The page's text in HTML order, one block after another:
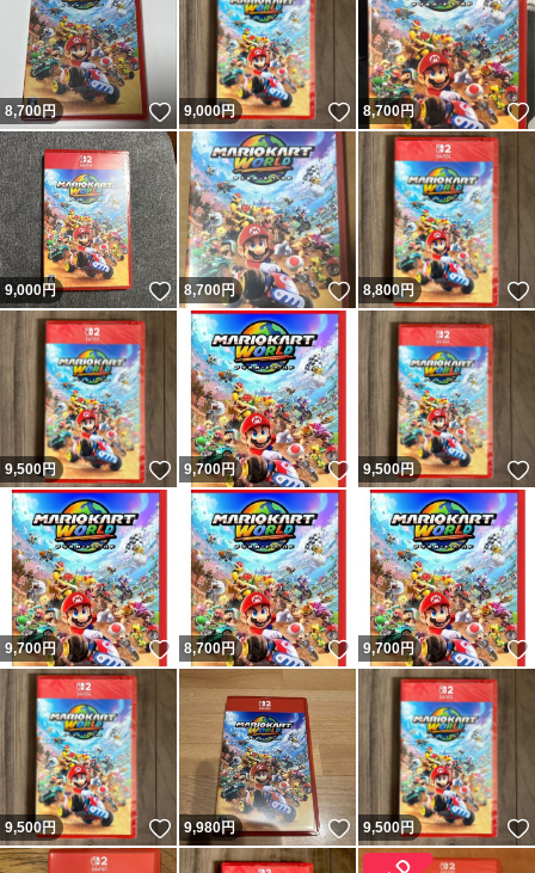
8,700円 いいね！
9,000円 いいね！
8,700円
9,000円 いいね！
8,700円 いいね！
8,800円
9,500円 いいね！
9,700円 いいね！
9,500円
9,700円 いいね！
8,700円 いいね！
9,700円
9,500円 いいね！
9,980円 いいね！
9,500円